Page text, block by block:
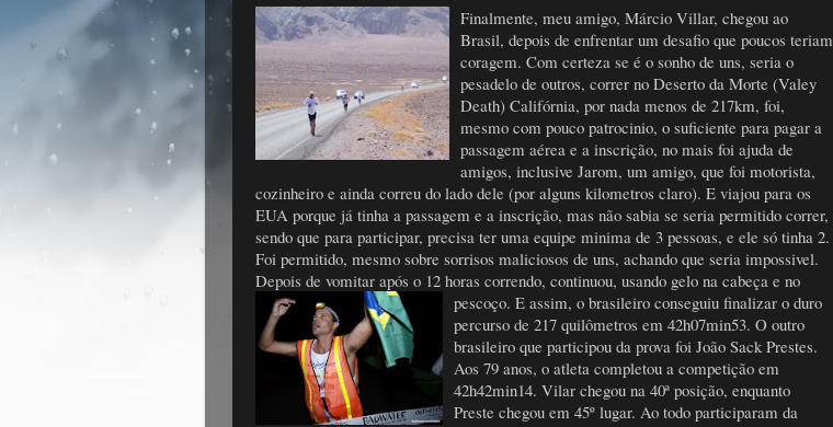
Finalmente, meu amigo, Márcio Villar, chegou ao
Brasil, depois de enfrentar um desafio que poucos teriam
coragem. Com certeza se é o sonho de uns, seria o
pesadelo de outros, correr no Deserto da Morte (Valey
Death) Califórnia, por nada menos de 217km, foi,
mesmo com pouco patrocinio, o suficiente para pagar a
passagem aérea e a inscrição, no mais foi ajuda de
amigos, inclusive Jarom, um amigo, que foi motorista,
cozinheiro e ainda correu do lado dele (por alguns kilometros claro). E viajou para os
EUA porque já tinha a passagem e a inscrição, mas não sabia se seria permitido correr,
sendo que para participar, precisa ter uma equipe minima de 3 pessoas, e ele só tinha 2.
Foi permitido, mesmo sobre sorrisos maliciosos de uns, achando que seria impossivel.
Depois de vomitar após o 12 horas correndo, continuou, usando gelo na cabeça e no
pescoço. E assim, o brasileiro conseguiu finalizar o duro
percurso de 217 quilômetros em 42h07min53. O outro
brasileiro que participou da prova foi João Sack Prestes.
Aos 79 anos, o atleta completou a competição em
42h42min14. Vilar chegou na 40ª posição, enquanto
Preste chegou em 45º lugar. Ao todo participaram da